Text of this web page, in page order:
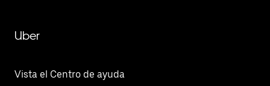
Uber
Vista el Centro de ayuda